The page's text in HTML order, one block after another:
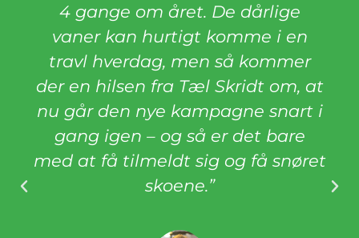
4 gange om året. De dårlige
vaner kan hurtigt komme i en
travl hverdag, men så kommer
der en hilsen fra Tæl Skridt om, at
nu går den nye kampagne snart i
gang igen – og så er det bare
med at få tilmeldt sig og få snøret
skoene.”